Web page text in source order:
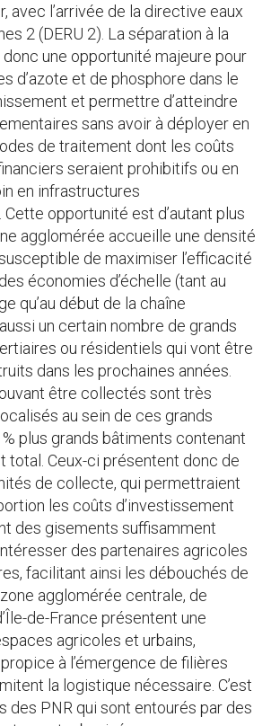
avec l’arrivée de la directive eaux
2 (DERU 2). La séparation à la
une opportunité majeure pour
d’azote et de phosphore dans le
et permettre d’atteindre
sans avoir à déployer en
de traitement dont les coûts
seraient prohibitifs ou en
en infrastructures
opportunité est d’autant plus
agglomérée accueille une densité
de maximiser l’efficacité
économies d’échelle (tant au
qu’au début de la chaîne
un certain nombre de grands
ou résidentiels qui vont être
dans les prochaines années.
être collectés sont très
au sein de ces grands
plus grands bâtiments contenant
total. Ceux-ci présentent donc de
de collecte, qui permettraient
les coûts d’investissement
des gisements suffisamment
des partenaires agricoles
facilitant ainsi les débouchés de
agglomérée centrale, de
de-France présentent une
agricoles et urbains,
à l’émergence de filières
la logistique nécessaire. C’est
des PNR qui sont entourés par des